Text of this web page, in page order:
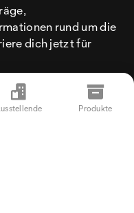
rund um die
dich jetzt für
Produkte